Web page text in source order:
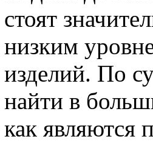
стоят
низким
изделий. По
найти в
как являются